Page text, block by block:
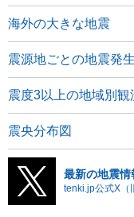
海外の大きな地震
震源地ごとの地震発
震度3以上の地域別観
震央分布図
最新の地震情
tenki.jp公式X（